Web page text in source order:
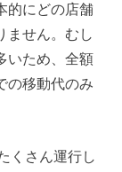
的にどの店舗
ません。むし
いため、全額
の移動代のみ
くさん運行し